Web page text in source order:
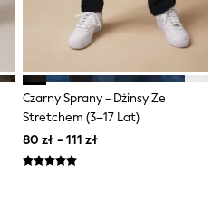
Czarny Sprany - Dżinsy Ze
Stretchem (3–17 Lat)
80 zł - 111 zł